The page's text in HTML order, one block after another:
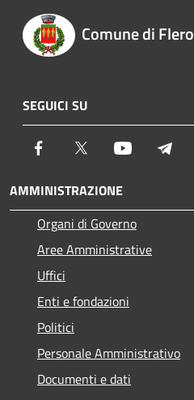
Comune di Flero
SEGUICI SU
Facebook Twitter Youtube
AMMINISTRAZIONE
Organi di Governo
Aree Amministrative
Uffici
Enti e fondazioni
Politici
Personale Amministrativo
Documenti e dati